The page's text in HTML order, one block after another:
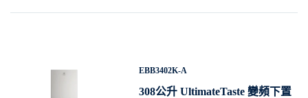
EBB3402K-A
308公升 UltimateTaste 變頻下置